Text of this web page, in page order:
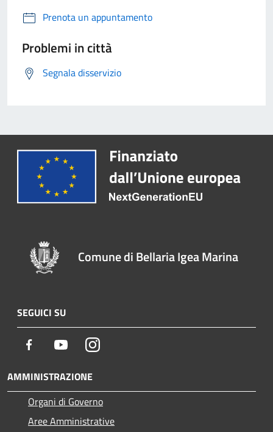
Prenota un appuntamento
Problemi in città
Segnala disservizio
Comune di Bellaria Igea Marina
SEGUICI SU
Facebook YoutubeInstagram
AMMINISTRAZIONE
Organi di Governo
Aree Amministrative